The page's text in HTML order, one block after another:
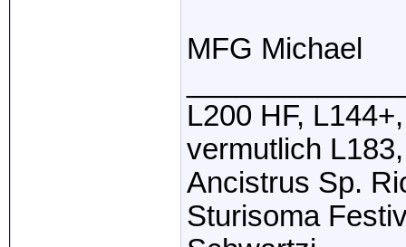
MFG Michael
L200 HF,
vermutlich
Ancistrus Sp.
Sturisoma